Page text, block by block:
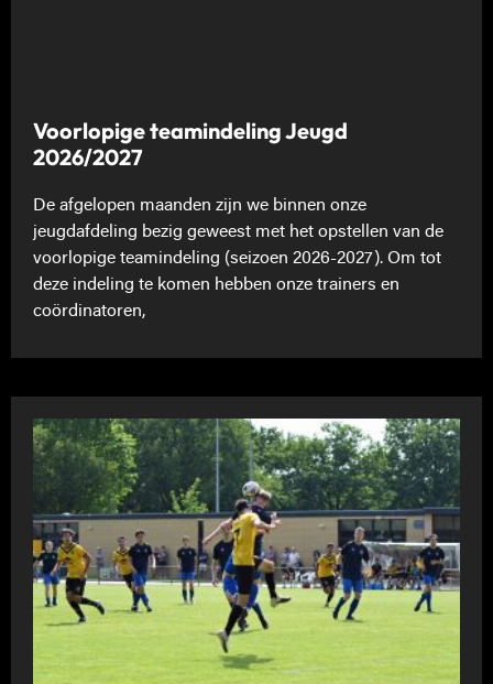
Voorlopige teamindeling Jeugd
2026/2027
De afgelopen maanden zijn we binnen onze
jeugdafdeling bezig geweest met het opstellen van de
voorlopige teamindeling (seizoen 2026-2027). Om tot
deze indeling te komen hebben onze trainers en
coördinatoren,